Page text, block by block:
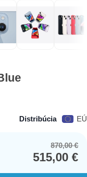
Distribúcia EÚ
870,00€
515,00€